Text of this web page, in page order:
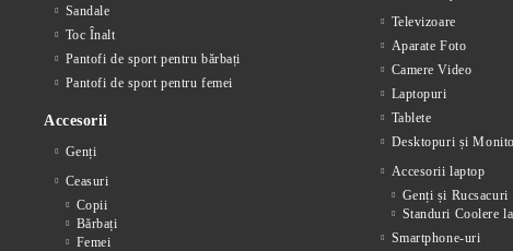
Sandale
Toc Înalt
Pantofi de sport pentru bărbați
Pantofi de sport pentru femei
Accesorii
Genți
Ceasuri
Copii
Bărbați
Femei
Televizoare
Aparate Foto
Camere Video
Laptopuri
Tablete
Desktopuri și
Accesorii laptop
Genți și Rucsacuri
Standuri Coolere
Smartphone-uri